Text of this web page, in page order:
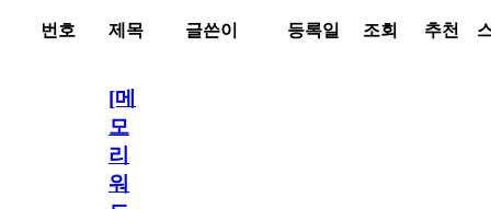
번호 제목 글쓴이 등록일 조회 추천
[메
모
리
워